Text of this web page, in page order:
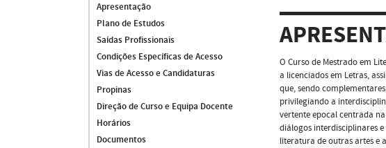
Apresentação
Plano de Estudos
Saídas Profissionais
Condições Específicas de Acesso
Vias de Acesso e Candidaturas
Propinas
Direção de Curso e Equipa Docente
Horários
Documentos
O Curso de Mestrado em
a licenciados em Letras,
que, sendo
privilegiando a
vertente epocal centrada
diálogos interdisciplinares
literatura de outras artes e